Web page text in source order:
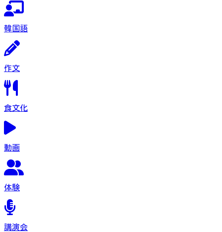
韓国語
作文
食文化
動画
体験
講演会